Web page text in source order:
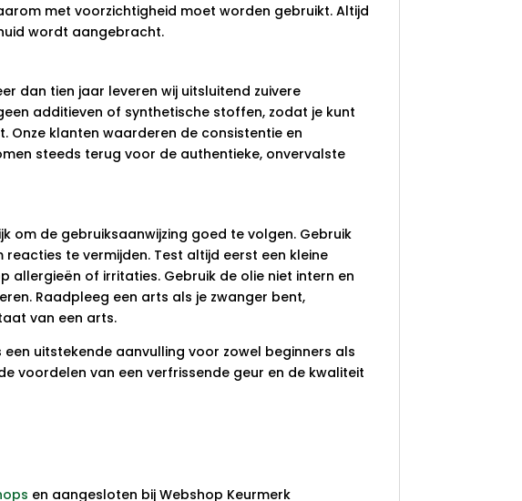
met voorzichtigheid moet worden gebruikt. Altijd
wordt aangebracht.
dan tien jaar leveren wij uitsluitend zuivere
additieven of synthetische stoffen, zodat je kunt
klanten waarderen de consistentie en
steeds terug voor de authentieke, onvervalste
om de gebruiksaanwijzing goed te volgen. Gebruik
te vermijden. Test altijd eerst een kleine
allergieën of irritaties. Gebruik de olie niet intern en
Raadpleeg een arts als je zwanger bent,
van een arts.
uitstekende aanvulling voor zowel beginners als
voordelen van een verfrissende geur en de kwaliteit
en aangesloten bij Webshop Keurmerk